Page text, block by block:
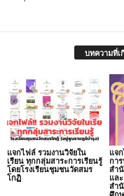
บทความที่เ
แจกไฟล์ รวมงานวิจัยใน
เรียน ทุกกลุ่มสาระการเรียนรู้
โดยโรงเรียนชุมชนวัดสมร
โกฏิ
แจ
กา
สำ
แล
สำ